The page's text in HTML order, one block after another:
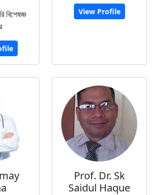
বিশেষজ্ঞ
View Profile
Prof. Dr. Sk
Saidul Haque